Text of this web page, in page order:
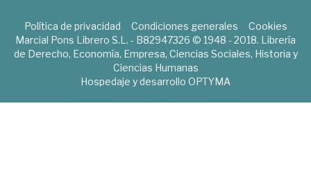
Política de privacidad Condiciones generales
Cookies
Marcial Pons Librero S.L. - B82947326 © 1948 - 2018. Librería
de Derecho, Economía, Empresa, Ciencias Sociales, Historia y
Ciencias Humanas
Hospedaje y desarrollo OPTYMA